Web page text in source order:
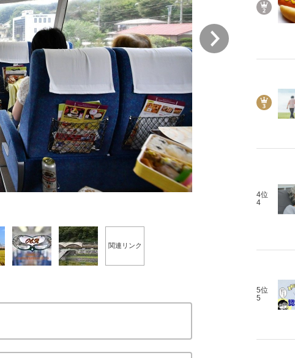
督...
もっと見る
もっと見る
関連リンク
4位
4
5位
5